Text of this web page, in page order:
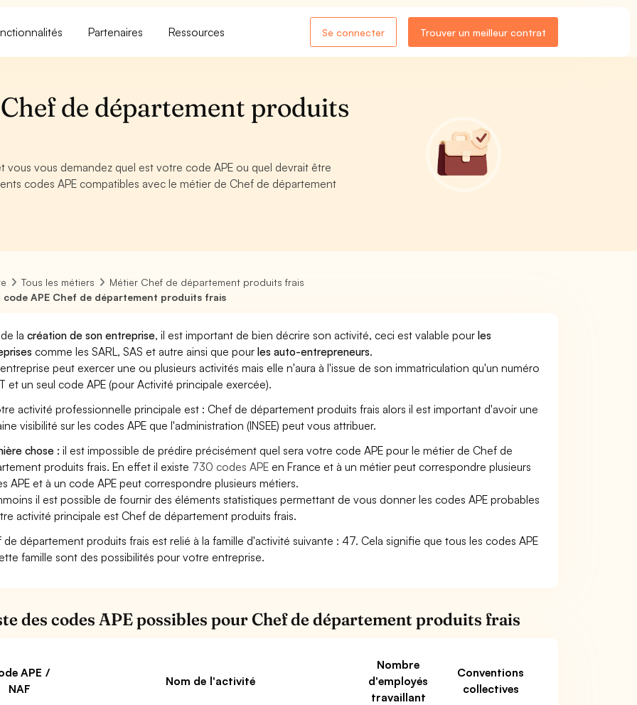
Partenaires Ressources Se connecter Trouver un meilleur contrat
de département produits
vous demandez quel est votre code APE ou quel devrait être
codes APE compatibles avec le métier de Chef de département
Tous les métiers
Métier Chef de département produits frais
code APE Chef de département produits frais
lacréation de son entreprise, il est important de bien décrire son activité, ceci est valable pourles
comme les SARL, SAS et autre ainsi que pourles auto-entrepreneurs.
peut exercer une ou plusieurs activités mais elle n'aura à l'issue de son immatriculation qu'un numéro
et un seul code APE (pour Activité principale exercée).
activité professionnelle principale est : Chef de département produits frais alors il est important d'avoir une
visibilité sur les codes APE que l'administration (INSEE) peut vous attribuer.
chose : il est impossible de prédire précisément quel sera votre code APE pour le métier de Chef de
produits frais. En effet il existe 730 codes APE en France et à un métier peut correspondre plusieurs
APE et à un code APE peut correspondre plusieurs métiers.
il est possible de fournir des éléments statistiques permettant de vous donner les codes APE probables
activité principale est Chef de département produits frais.
de département produits frais est relié à la famille d'activité suivante : 47. Cela signifie que tous les codes APE
famille sont des possibilités pour votre entreprise.
des codes APE possibles pour Chef de département produits frais
APE /
NAF
Nom de l'activité
Nombre
d'employés
travaillant
Conventions
collectives